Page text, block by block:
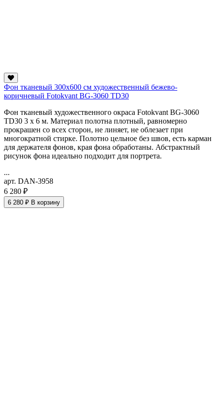
Фон тканевый 300х600 см художественный бежево-
коричневый Fotokvant BG-3060 TD30
Фон тканевый художественного окраса Fotokvant BG-3060
TD30 3 x 6 м. Материал полотна плотный, равномерно
прокрашен со всех сторон, не линяет, не облезает при
многократной стирке. Полотно цельное без швов, есть карман
для держателя фонов, края фона обработаны. Абстрактный
рисунок фона идеально подходит для портрета.
...
арт. DAN-3958
6 280 ₽
6 280 ₽ В корзину